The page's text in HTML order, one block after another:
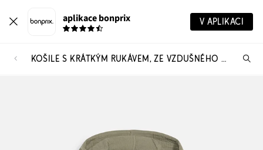
aplikace bonprix V APLIKACI
KOŠILE S KRÁTKÝM RUKÁVEM, ZE VZDUŠNÉHO MUŠELÍNU